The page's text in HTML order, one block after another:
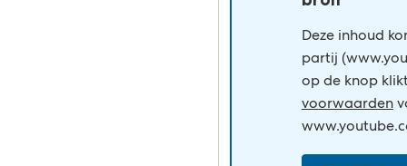
Deze inhoud
partij
op de knop
voorwaarden